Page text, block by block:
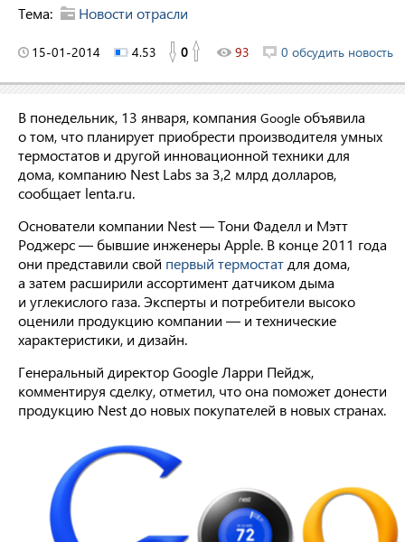
Тема: Новости отрасли
15-01-2014 4.53 0 93 0 обсудить новость
В понедельник, 13 января, компания Google объявила
о том, что планирует приобрести производителя умных
термостатов и другой инновационной техники для
дома, компанию Nest Labs за 3,2 млрд долларов,
сообщает lenta.ru.
Основатели компании Nest — Тони Фаделл и Мэтт
Роджерс — бывшие инженеры Apple. В конце 2011 года
они представили свой первый термостат для дома,
а затем расширили ассортимент датчиком дыма
и углекислого газа. Эксперты и потребители высоко
оценили продукцию компании — и технические
характеристики, и дизайн.
Генеральный директор Google Ларри Пейдж,
комментируя сделку, отметил, что она поможет донести
продукцию Nest до новых покупателей в новых странах.